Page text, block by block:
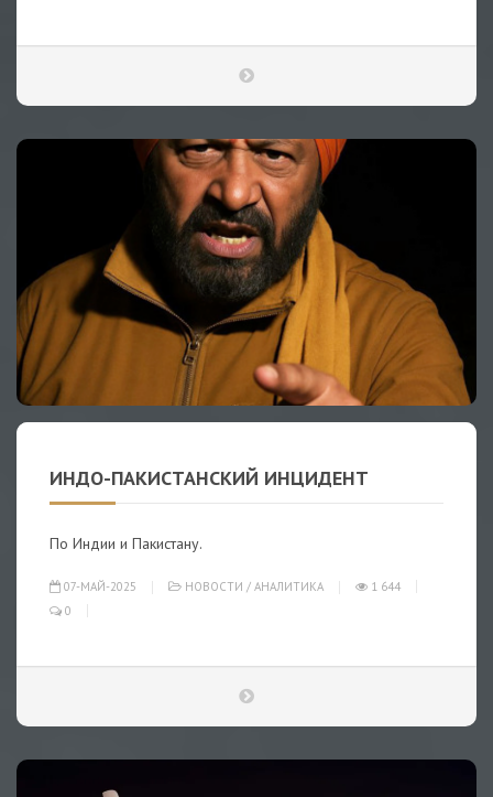
ИНДО-ПАКИСТАНСКИЙ ИНЦИДЕНТ
По Индии и Пакистану.
07-МАЙ-2025 НОВОСТИ / АНАЛИТИКА
1 644
0